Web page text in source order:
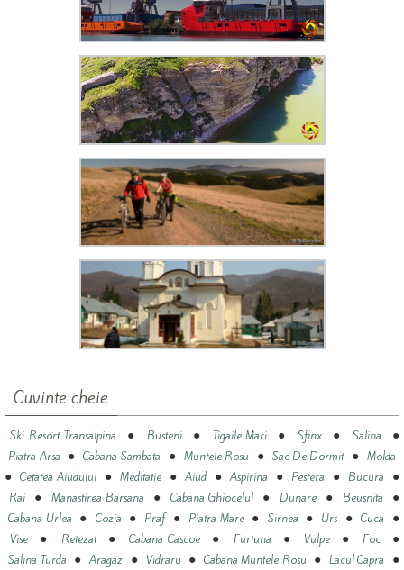
Cuvinte cheie
Ski Resort Transalpina ● Busteni● Tigaile Mari ●Sfinx ●Salina ●
Piatra Arsa ●Cabana Sambata ● Muntele Rosu ● Sac De Dormit●Molda
●Cetatea Aiudului● Meditatie●Aiud●Aspirina ● Pestera ● Bucura ●
Rai ● Manastirea Barsana ● Cabana Ghiocelul ● Dunare ● Beusnita ●
Cabana Urlea ● Cozia ● Praf● Piatra Mare● Sirnea ● Urs ●Cuca ●
Vise ● Retezat● Cabana Cascoe ● Furtuna ● Vulpe● Foc ●
Salina Turda ●Aragaz ● Vidraru ●Cabana Muntele Rosu ●Lacul Capra ●